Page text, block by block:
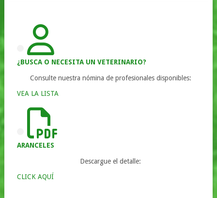
¿BUSCA O NECESITA UN VETERINARIO?
Consulte nuestra nómina de profesionales disponibles:
VEA LA LISTA
ARANCELES
Descargue el detalle:
CLICK AQUÍ